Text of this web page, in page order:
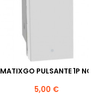
MATIXGO PULSANTE 1P NO
Prezzo
5,00 €